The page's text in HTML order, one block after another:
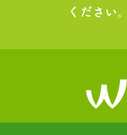
ください。